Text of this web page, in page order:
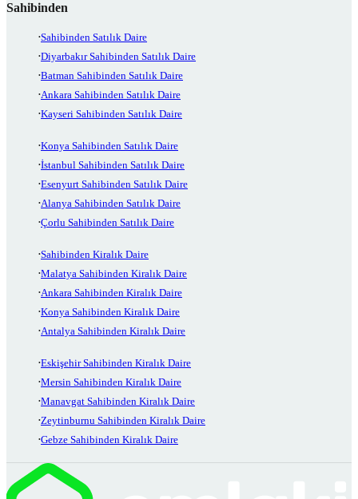
Sahibinden
Sahibinden Satılık Daire
Diyarbakır Sahibinden Satılık Daire
Batman Sahibinden Satılık Daire
Ankara Sahibinden Satılık Daire
Kayseri Sahibinden Satılık Daire
Konya Sahibinden Satılık Daire
İstanbul Sahibinden Satılık Daire
Esenyurt Sahibinden Satılık Daire
Alanya Sahibinden Satılık Daire
Çorlu Sahibinden Satılık Daire
Sahibinden Kiralık Daire
Malatya Sahibinden Kiralık Daire
Ankara Sahibinden Kiralık Daire
Konya Sahibinden Kiralık Daire
Antalya Sahibinden Kiralık Daire
Eskişehir Sahibinden Kiralık Daire
Mersin Sahibinden Kiralık Daire
Manavgat Sahibinden Kiralık Daire
Zeytinburnu Sahibinden Kiralık Daire
Gebze Sahibinden Kiralık Daire